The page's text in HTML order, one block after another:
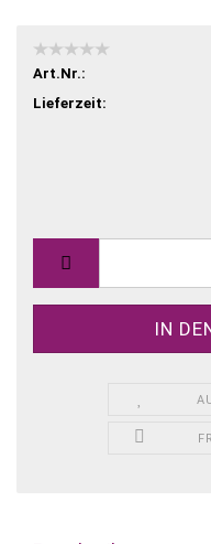
Art.Nr.:
Lieferzeit: